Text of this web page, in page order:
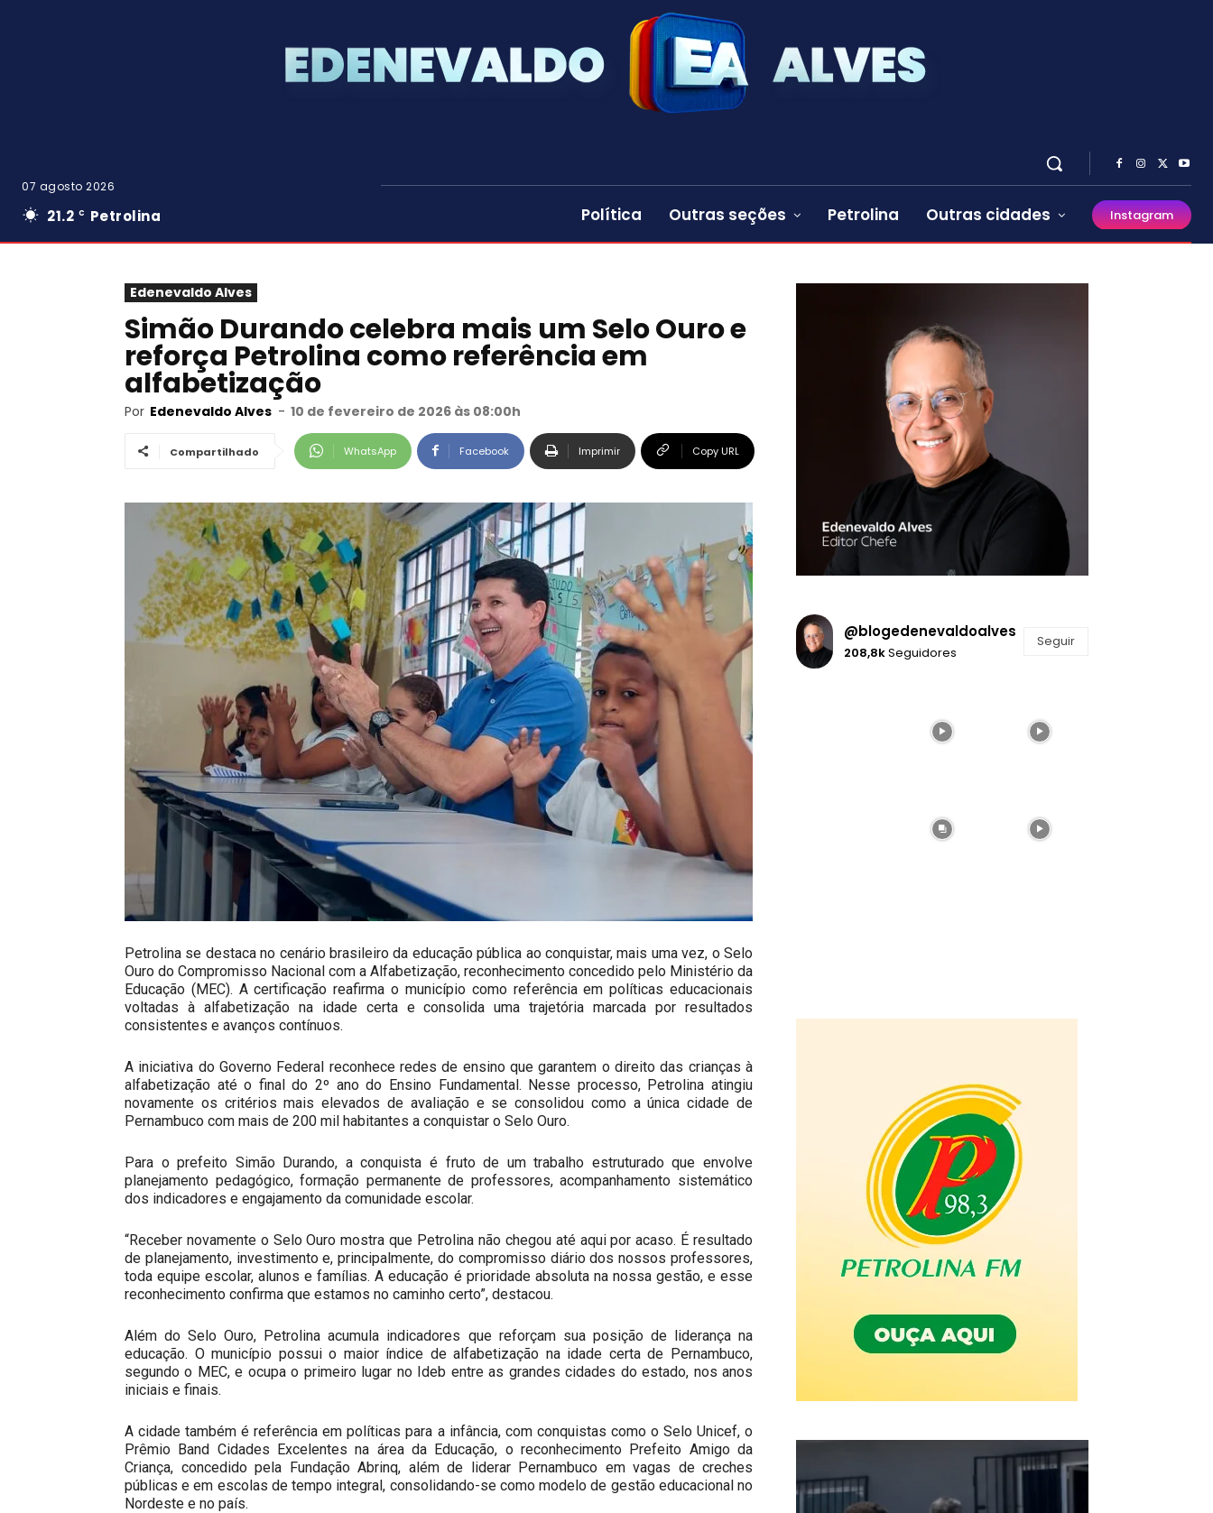
07 agosto 2026
21.2 C Petrolina Política Outras seções Petrolina Outras cidades Instagram
Edenevaldo Alves
Simão Durando celebra mais um Selo Ouro e
reforça Petrolina como referência em
alfabetização
Por Edenevaldo Alves - 10 de fevereiro de 2026 às 08:00h
Compartilhado WhatsApp Facebook Imprimir Copy URL
Petrolina se destaca no cenário brasileiro da educação pública ao conquistar, mais uma vez, o Selo
Ouro do Compromisso Nacional com a Alfabetização, reconhecimento concedido pelo Ministério da
Educação (MEC). A certificação reafirma o município como referência em políticas educacionais
voltadas à alfabetização na idade certa e consolida uma trajetória marcada por resultados
consistentes e avanços contínuos.
A iniciativa do Governo Federal reconhece redes de ensino que garantem o direito das crianças à
alfabetização até o final do 2º ano do Ensino Fundamental. Nesse processo, Petrolina atingiu
novamente os critérios mais elevados de avaliação e se consolidou como a única cidade de
Pernambuco com mais de 200 mil habitantes a conquistar o Selo Ouro.
Para o prefeito Simão Durando, a conquista é fruto de um trabalho estruturado que envolve
planejamento pedagógico, formação permanente de professores, acompanhamento sistemático
dos indicadores e engajamento da comunidade escolar.
“Receber novamente o Selo Ouro mostra que Petrolina não chegou até aqui por acaso. É resultado
de planejamento, investimento e, principalmente, do compromisso diário dos nossos professores,
toda equipe escolar, alunos e famílias. A educação é prioridade absoluta na nossa gestão, e esse
reconhecimento confirma que estamos no caminho certo”, destacou.
Além do Selo Ouro, Petrolina acumula indicadores que reforçam sua posição de liderança na
educação. O município possui o maior índice de alfabetização na idade certa de Pernambuco,
segundo o MEC, e ocupa o primeiro lugar no Ideb entre as grandes cidades do estado, nos anos
iniciais e finais.
A cidade também é referência em políticas para a infância, com conquistas como o Selo Unicef, o
Prêmio Band Cidades Excelentes na área da Educação, o reconhecimento Prefeito Amigo da
Criança, concedido pela Fundação Abrinq, além de liderar Pernambuco em vagas de creches
públicas e em escolas de tempo integral, consolidando-se como modelo de gestão educacional no
Nordeste e no país.
@blogedenevaldoalves
208,8kSeguidores
Seguir